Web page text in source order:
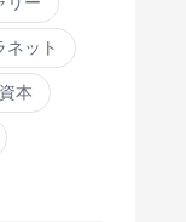
ネット
本